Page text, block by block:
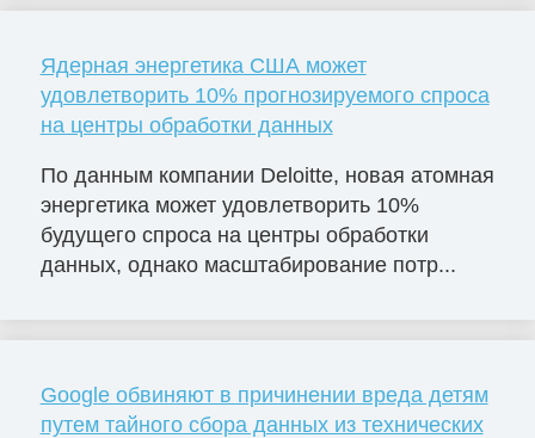
Ядерная энергетика США может
удовлетворить 10% прогнозируемого спроса
на центры обработки данных
По данным компании Deloitte, новая атомная
энергетика может удовлетворить 10%
будущего спроса на центры обработки
данных, однако масштабирование потр...
Google обвиняют в причинении вреда детям
путем тайного сбора данных из технических